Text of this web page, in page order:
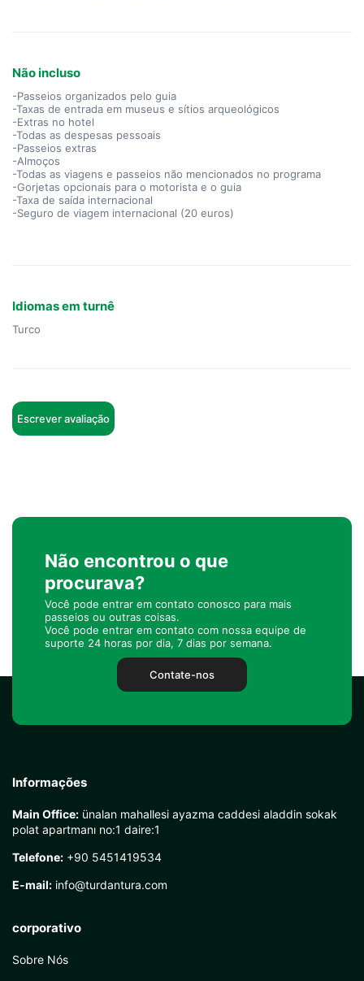
Não incluso
-Passeios organizados pelo guia
-Taxas de entrada em museus e sítios arqueológicos
-Extras no hotel
-Todas as despesas pessoais
-Passeios extras
-Almoços
-Todas as viagens e passeios não mencionados no programa
-Gorjetas opcionais para o motorista e o guia
-Taxa de saída internacional
-Seguro de viagem internacional (20 euros)
Idiomas em turnê
Turco
Escrever avaliação
Não encontrou o que
procurava?
Você pode entrar em contato conosco para mais
passeios ou outras coisas.
Você pode entrar em contato com nossa equipe de
suporte 24 horas por dia, 7 dias por semana.
Contate-nos
Informações
Main Office: ünalan mahallesi ayazma caddesi aladdin sokak
polat apartmanı no:1 daire:1
Telefone: +90 5451419534
E-mail: info@turdantura.com
corporativo
Sobre Nós